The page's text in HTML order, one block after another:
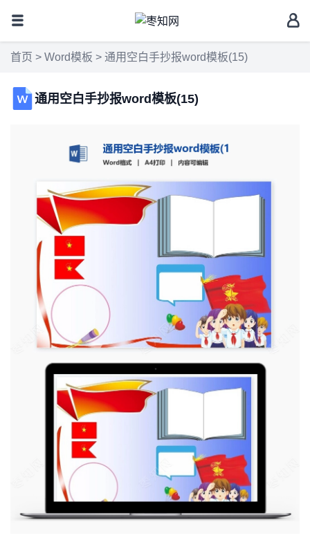
首页 > Word模板 > 通用空白手抄报word模板(15)
通用空白手抄报word模板(15)